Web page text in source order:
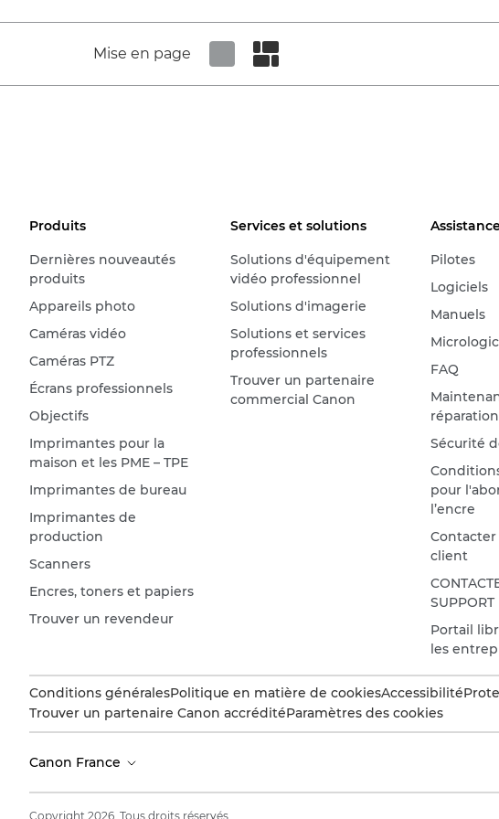
Mise en page
Produits
Dernières nouveautés
produits
Appareils photo
Caméras vidéo
Caméras PTZ
Écrans professionnels
Objectifs
Imprimantes pour la
maison et les PME – TPE
Imprimantes de bureau
Imprimantes de
production
Scanners
Encres, toners et papiers
Trouver un revendeur
Services et solutions
Solutions d'équipement
vidéo professionnel
Solutions d'imagerie
Solutions et services
professionnels
Trouver un partenaire
commercial Canon
Pilotes
Logiciels
Manuels
FAQ
réparation
Sécurité
pour
l’encre
Contacter
client
SUPPORT
Portail
les
Conditions généralesPolitique en matière de cookiesAccessibilité
Trouver un partenaire Canon accréditéParamètres des cookies
Canon France
Copyright 2026. Tous droits réservés.